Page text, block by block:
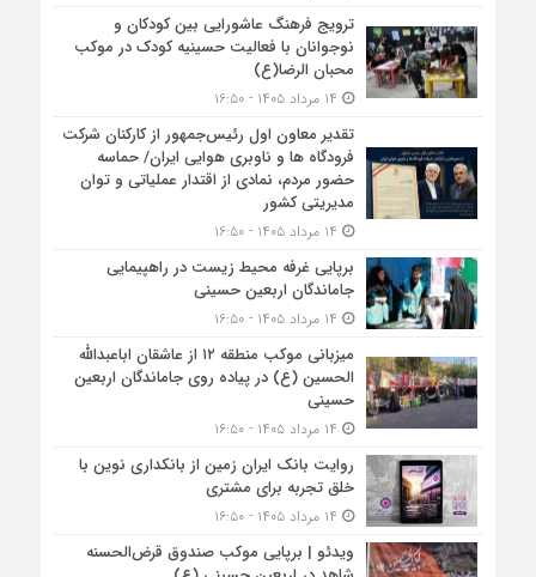
ترویج فرهنگ عاشورایی بین کودکان و
نوجوانان با فعالیت حسینیه کودک در موکب
محبان الرضا(ع)
تقدیر معاون اول رئیس‌جمهور از کارکنان شرکت
فرودگاه ها و ناوبری هوایی ایران/ حماسه
حضور مردم، نمادی از اقتدار عملیاتی و توان
مدیریتی کشور
برپایی غرفه محیط زیست در راهپیمایی
جاماندگان اربعین حسینی
میزبانی موکب منطقه ۱۲ از عاشقان اباعبدالله
الحسین (ع) در پیاده روی جاماندگان اربعین
حسینی
روایت بانک ایران زمین از بانکداری نوین با
خلق تجربه برای مشتری
ویدئو | برپایی موکب صندوق قرض‌الحسنه